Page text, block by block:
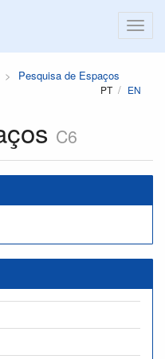
Pesquisa de Espaços
PT EN
C6